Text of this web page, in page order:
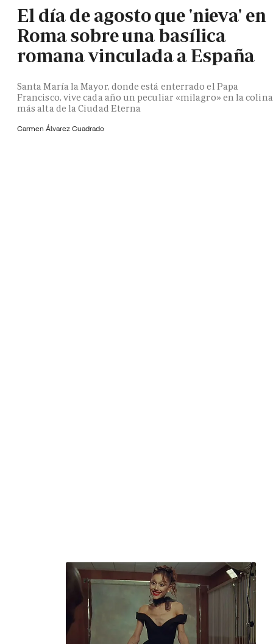
El día de agosto que 'nieva' en
Roma sobre una basílica
romana vinculada a España
Santa María la Mayor, donde está enterrado el Papa
Francisco, vive cada año un peculiar «milagro» en la colina
más alta de la Ciudad Eterna
Carmen Álvarez Cuadrado